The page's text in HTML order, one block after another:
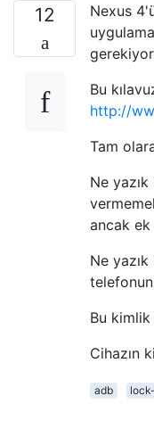
12
Nexus
Bu
http://
Tam
Ne
ancak
Ne
Bu kimlik
Cihazın
adb